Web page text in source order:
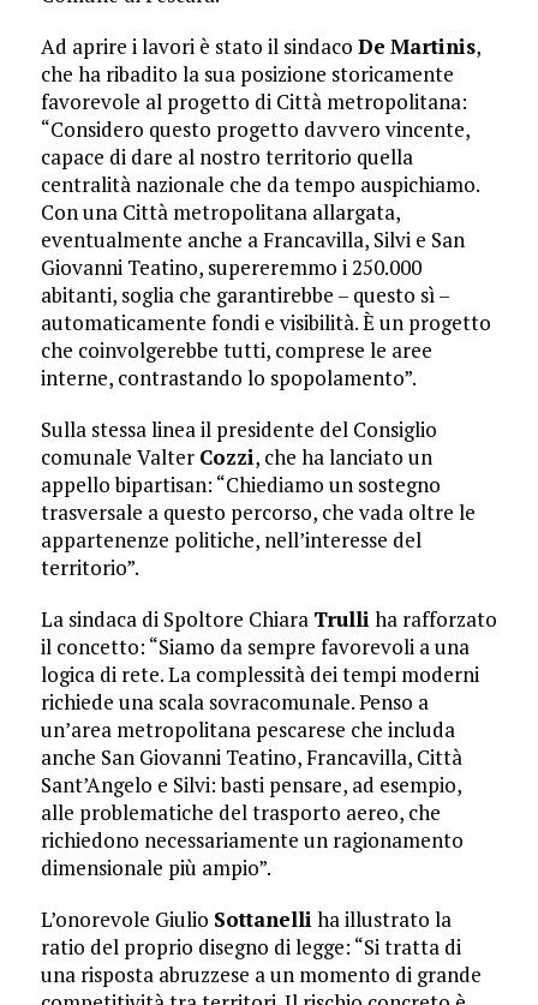
Ad aprire i lavori è stato il sindaco De Martinis,
che ha ribadito la sua posizione storicamente
favorevole al progetto di Città metropolitana:
“Considero questo progetto davvero vincente,
capace di dare al nostro territorio quella
centralità nazionale che da tempo auspichiamo.
Con una Città metropolitana allargata,
eventualmente anche a Francavilla, Silvi e San
Giovanni Teatino, supereremmo i 250.000
abitanti, soglia che garantirebbe – questo sì –
automaticamente fondi e visibilità. È un progetto
che coinvolgerebbe tutti, comprese le aree
interne, contrastando lo spopolamento”.
Sulla stessa linea il presidente del Consiglio
comunale Valter Cozzi, che ha lanciato un
appello bipartisan: “Chiediamo un sostegno
trasversale a questo percorso, che vada oltre le
appartenenze politiche, nell’interesse del
territorio”.
La sindaca di Spoltore Chiara Trulli ha rafforzato
il concetto: “Siamo da sempre favorevoli a una
logica di rete. La complessità dei tempi moderni
richiede una scala sovracomunale. Penso a
un’area metropolitana pescarese che includa
anche San Giovanni Teatino, Francavilla, Città
Sant’Angelo e Silvi: basti pensare, ad esempio,
alle problematiche del trasporto aereo, che
richiedono necessariamente un ragionamento
dimensionale più ampio”.
L’onorevole Giulio Sottanelli ha illustrato la
ratio del proprio disegno di legge: “Si tratta di
una risposta abruzzese a un momento di grande